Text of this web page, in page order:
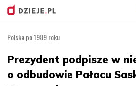
treści
Polska po 1989 roku
Prezydent podpisze w
o odbudowie Pałacu